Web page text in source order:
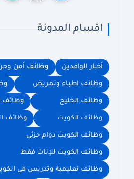
اقسام المدونة
أخبار الوافدين وظائف أمن
وظائف اطباء وتمريض
وظائف الخليج وظائف
وظائف الكويت وظائف
وظائف الكويت دوام جزئي
وظائف الكويت للإناث فقط
وظائف تعليمية وتدريس في